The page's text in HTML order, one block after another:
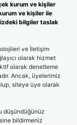
kurum ve kişiler
ve kişiler ile
bilgiler taslak
ve İletişim
olarak hizmet
olarak denetleme
Ancak, üyelerimiz
siteye üye olarak
düşündüğünüz
bildirmeniz